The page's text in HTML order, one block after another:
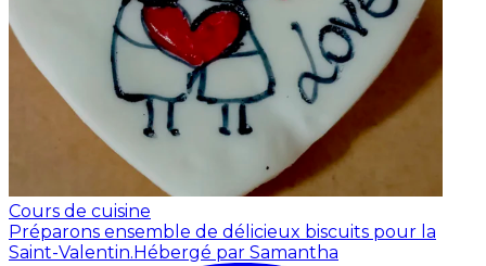
Cours de cuisine
Préparons ensemble de délicieux biscuits pour la
Saint-Valentin.Hébergé par Samantha